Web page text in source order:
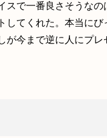
スで一番良さそうな
してくれた。本当に
が今まで逆に人にプ